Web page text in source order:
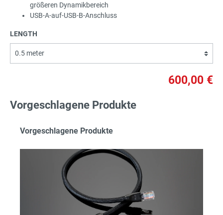
größeren Dynamikbereich
USB-A-auf-USB-B-Anschluss
600,00 €
LENGTH
Vorgeschlagene Produkte
Vorgeschlagene Produkte